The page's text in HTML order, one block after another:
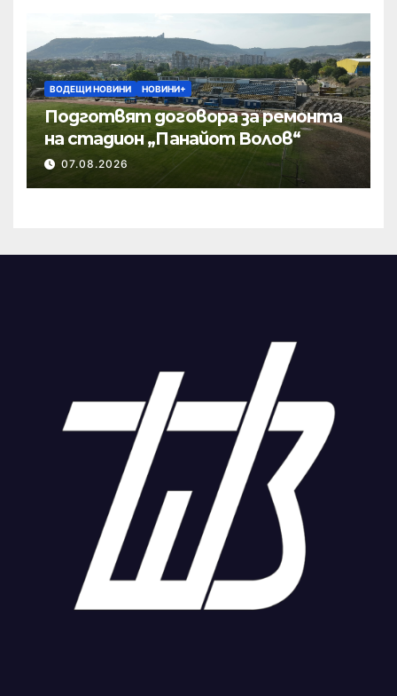
ВОДЕЩИ НОВИНИ НОВИНИ+
Подготвят договора за ремонта
на стадион „Панайот Волов“
07.08.2026